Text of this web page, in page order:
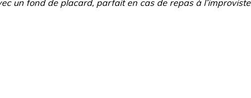
un fond de placard, parfait en cas de repas à l’improviste